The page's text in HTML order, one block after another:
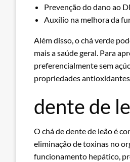
Prevenção do dano ao
Auxílio na melhora da
Além disso, o chá verde
mais a saúde geral. Para
preferencialmente sem
propriedades
dente de
O chá de dente de leão é
eliminação de toxinas no
funcionamento hepático,